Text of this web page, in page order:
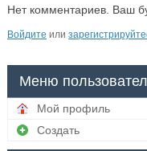
Нет комментариев. Ваш
Войдите или
Меню
Мой профиль
Создать